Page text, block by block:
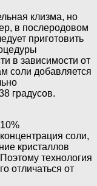
клизма, но
в послеродовом
приготовить
в зависимости от
соли добавляется
градусов.
соли,
кристаллов
технология
отличаться от